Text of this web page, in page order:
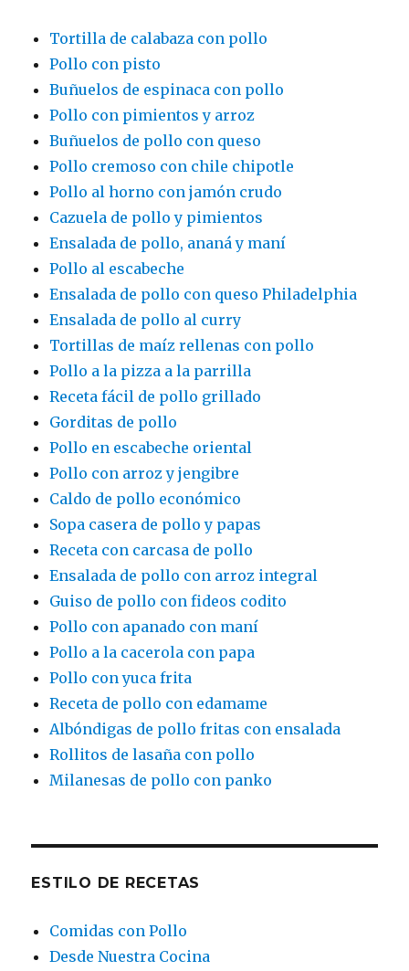
Tortilla de calabaza con pollo
Pollo con pisto
Buñuelos de espinaca con pollo
Pollo con pimientos y arroz
Buñuelos de pollo con queso
Pollo cremoso con chile chipotle
Pollo al horno con jamón crudo
Cazuela de pollo y pimientos
Ensalada de pollo, ananá y maní
Pollo al escabeche
Ensalada de pollo con queso Philadelphia
Ensalada de pollo al curry
Tortillas de maíz rellenas con pollo
Pollo a la pizza a la parrilla
Receta fácil de pollo grillado
Gorditas de pollo
Pollo en escabeche oriental
Pollo con arroz y jengibre
Caldo de pollo económico
Sopa casera de pollo y papas
Receta con carcasa de pollo
Ensalada de pollo con arroz integral
Guiso de pollo con fideos codito
Pollo con apanado con maní
Pollo a la cacerola con papa
Pollo con yuca frita
Receta de pollo con edamame
Albóndigas de pollo fritas con ensalada
Rollitos de lasaña con pollo
Milanesas de pollo con panko
ESTILO DE RECETAS
Comidas con Pollo
Desde Nuestra Cocina